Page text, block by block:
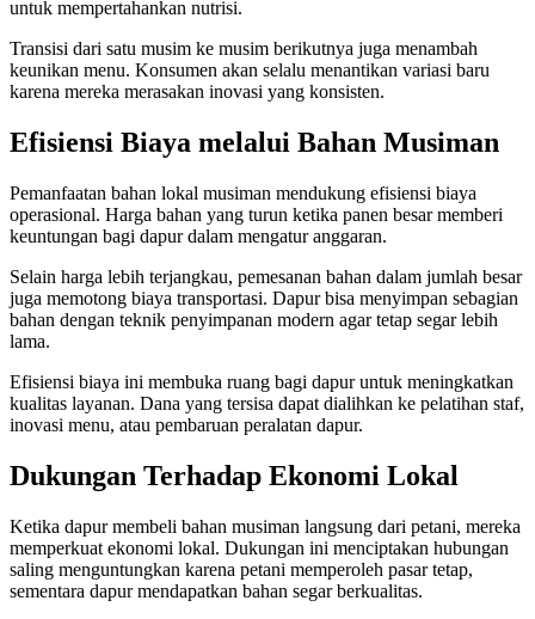
untuk mempertahankan nutrisi.
Transisi dari satu musim ke musim berikutnya juga menambah
keunikan menu. Konsumen akan selalu menantikan variasi baru
karena mereka merasakan inovasi yang konsisten.
Efisiensi Biaya melalui Bahan Musiman
Pemanfaatan bahan lokal musiman mendukung efisiensi biaya
operasional. Harga bahan yang turun ketika panen besar memberi
keuntungan bagi dapur dalam mengatur anggaran.
Selain harga lebih terjangkau, pemesanan bahan dalam jumlah besar
juga memotong biaya transportasi. Dapur bisa menyimpan sebagian
bahan dengan teknik penyimpanan modern agar tetap segar lebih
lama.
Efisiensi biaya ini membuka ruang bagi dapur untuk meningkatkan
kualitas layanan. Dana yang tersisa dapat dialihkan ke pelatihan staf,
inovasi menu, atau pembaruan peralatan dapur.
Dukungan Terhadap Ekonomi Lokal
Ketika dapur membeli bahan musiman langsung dari petani, mereka
memperkuat ekonomi lokal. Dukungan ini menciptakan hubungan
saling menguntungkan karena petani memperoleh pasar tetap,
sementara dapur mendapatkan bahan segar berkualitas.